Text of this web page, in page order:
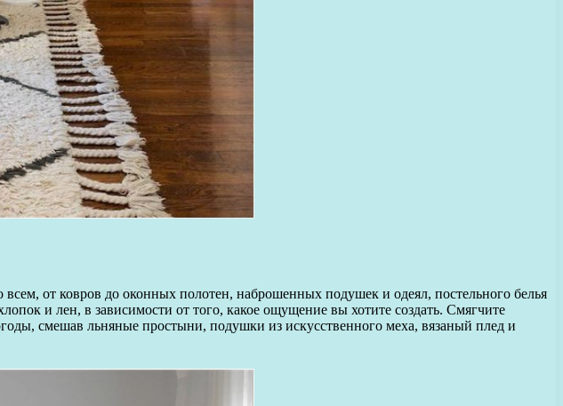
от ковров до оконных полотен, наброшенных подушек и одеял, постельного белья
и лен, в зависимости от того, какое ощущение вы хотите создать. Смягчите
смешав льняные простыни, подушки из искусственного меха, вязаный плед и